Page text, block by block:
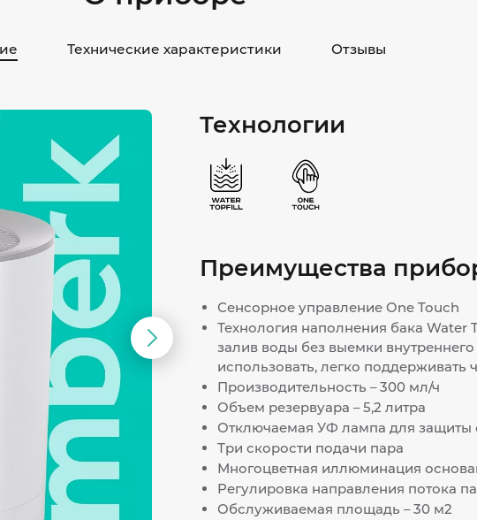
Технические характеристики Отзывы
Следующий
Технологии
Преимущества
Сенсорное управление One Touch
Технология наполнения бака Water
залив воды без выемки внутреннего
использовать, легко поддерживать
Производительность – 300 мл/ч
Объем резервуара – 5,2 литра
Отключаемая УФ лампа для защиты
Три скорости подачи пара
Многоцветная иллюминация
Регулировка направления потока
Обслуживаемая площадь – 30 м2